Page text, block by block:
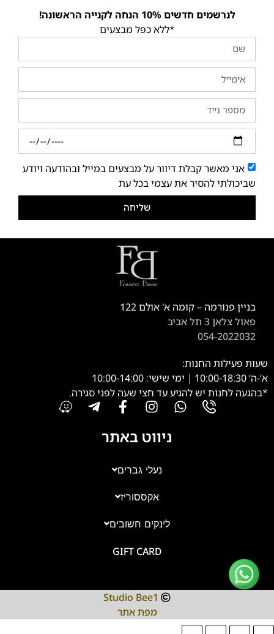
לנרשמים חדשים 10% הנחה לקנייה הראשונה!
*ללא כפל מבצעים
אני מאשר קבלת דיוור על מבצעים במייל ובהודעה ויודע
שביכולתי להסיר את עצמי בכל עת
שליחה
בניין פנורמה – קומה א' אולם 122
פאול צלאן 3 תל אביב
054-2022032
שעות פעילות החנות:
א’-ה’ 10:00-18:30 | ימי שישי: 10:00-14:00
*בהגעה לחנות יש להגיע עד חצי שעה לפני סגירה.
ניווט באתר
נעלי גברים
אקססוריז
לינקים חשובים
GIFT CARD
Studio Bee1
מפת אתר